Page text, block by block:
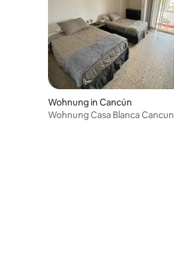
Wohnung in Cancún
Wohnung Casa Blanca Cancun